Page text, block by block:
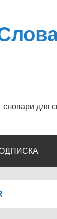
словари для